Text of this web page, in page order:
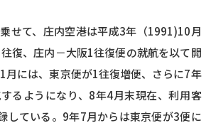
せて、庄内空港は平成3年（1991)10月
復、庄内－大阪1往復便の就航を以て開
月には、東京便が1往復増便、さらに7年
るようになり、8年4月末現在、利用客
している。9年7月からは東京便が3便に